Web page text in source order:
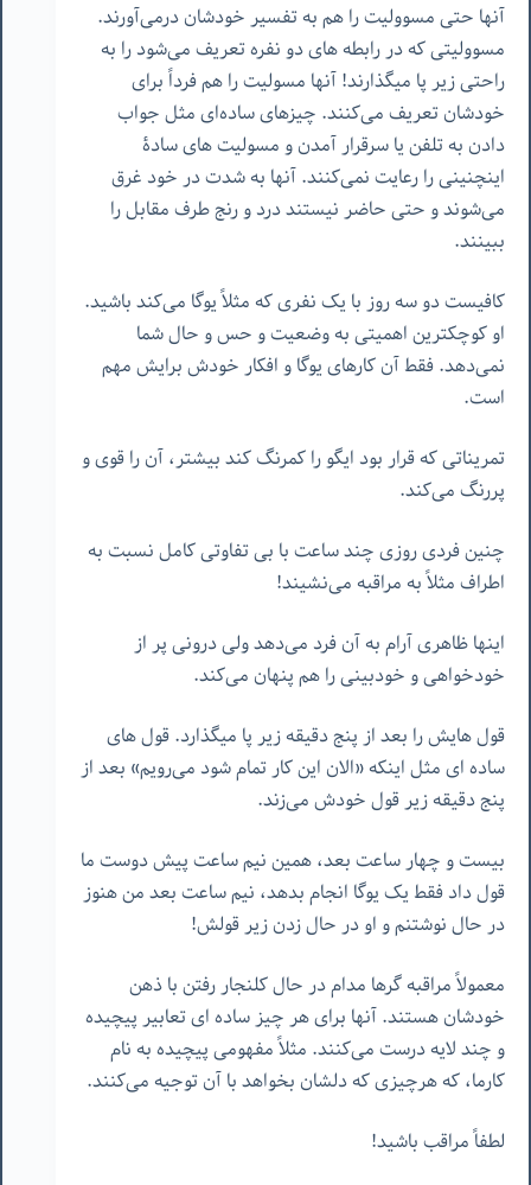
آنها حتی مسوولیت را هم به تفسیر خودشان درمی‌آورند.
مسوولیتی که در رابطه های دو نفره تعریف می‌شود را به
راحتی زیر پا میگذارند! آنها مسولیت را هم فرداً برای
خودشان تعریف می‌کنند. چیزهای ساده‌ای مثل جواب
دادن به تلفن یا سرقرار آمدن و مسولیت های سادۀ
اینچنینی را رعایت نمی‌کنند. آنها به شدت در خود غرق
می‌شوند و حتی حاضر نیستند درد و رنج طرف مقابل را
ببینند.
کافیست دو سه روز با یک نفری که مثلاً یوگا می‌کند باشید.
او کوچکترین اهمیتی به وضعیت و حس و حال شما
نمی‌دهد. فقط آن کارهای یوگا و افکار خودش برایش مهم
است.
تمریناتی که قرار بود ایگو را کمرنگ کند بیشتر، آن را قوی و
پررنگ می‌کند.
چنین فردی روزی چند ساعت با بی تفاوتی کامل نسبت به
اطراف مثلاً به مراقبه می‌نشیند!
اینها ظاهری آرام به آن فرد می‌دهد ولی درونی پر از
خودخواهی و خودبینی را هم پنهان می‌کند.
قول هایش را بعد از پنج دقیقه زیر پا میگذارد. قول های
ساده ای مثل اینکه «الان این کار تمام شود می‌رویم» بعد از
پنج دقیقه زیر قول خودش می‌زند.
بیست و چهار ساعت بعد، همین نیم ساعت پیش دوست ما
قول داد فقط یک یوگا انجام بدهد، نیم ساعت بعد من هنوز
در حال نوشتنم و او در حال زدن زیر قولش!
معمولاً مراقبه گرها مدام در حال کلنجار رفتن با ذهن
خودشان هستند. آنها برای هر چیز ساده ای تعابیر پیچیده
و چند لایه درست می‌کنند. مثلاً مفهومی پیچیده به نام
کارما، که هرچیزی که دلشان بخواهد با آن توجیه می‌کنند.
لطفاً مراقب باشید!